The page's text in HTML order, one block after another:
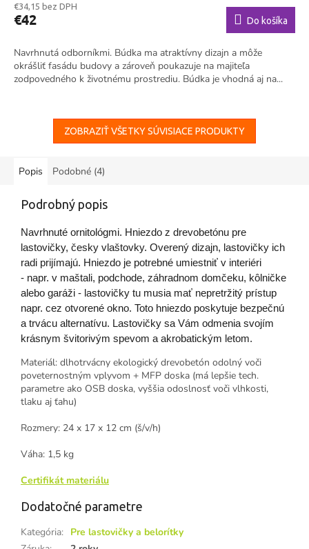
€34,15 bez DPH
€42 Do košíka
Navrhnutá odborníkmi. Búdka ma atraktívny dizajn a môže
okrášliť fasádu budovy a zároveň poukazuje na majiteľa
zodpovedného k životnému prostrediu. Búdka je vhodná aj na...
ZOBRAZIŤ VŠETKY SÚVISIACE PRODUKTY
Popis Podobné (4)
Podrobný popis
Navrhnuté ornitológmi. Hniezdo z drevobetónu pre
lastovičky, česky vlaštovky. Overený dizajn, lastovičky ich
radi prijímajú. Hniezdo je potrebné umiestniť v interiéri
- napr. v maštali, podchode, záhradnom domčeku, kôlničke
alebo garáži - lastovičky tu musia mať nepretržitý prístup
napr. cez otvorené okno. Toto hniezdo poskytuje bezpečnú
a trvácu alternatívu. Lastovičky sa Vám odmenia svojím
krásnym švitorivým spevom a akrobatickým letom.
Materiál: dlhotrvácny ekologický drevobetón odolný voči
poveternostným vplyvom + MFP doska (má lepšie tech.
parametre ako OSB doska, vyššia odoslnosť voči vlhkosti,
tlaku aj ťahu)
Rozmery: 24 x 17 x 12 cm (š/v/h)
Váha: 1,5 kg
Certifikát materiálu
Dodatočné parametre
Kategória: Pre lastovičky a belorítky